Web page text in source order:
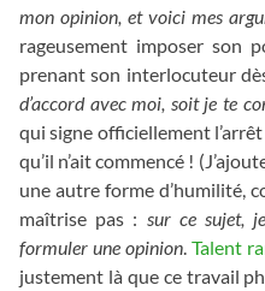
mon opinion, et voici mes
rageusement imposer son
prenant son interlocuteur
d’accord avec moi, soit je te
qui signe officiellement
qu’il n’ait commencé !
une autre forme d’humilité,
maîtrise pas : sur ce sujet,
formuler une opinion .Talent
justement là que ce travail